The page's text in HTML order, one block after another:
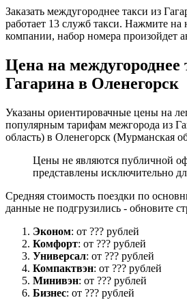
Заказать междугороднее такси из
работает 13 служб такси. Нажмите
компании, набор номера произойдет
Цена на междугороднее
Гагарина в Оленегорск
Указаны ориентировачные цены на
популярным тарифам межгорода из
область) в Оленегорск (Мурманская
Цены не являются публичной
представлены исключительно
Средняя стоимость поездки по
данные не подгрузились - обновите
Эконом: от ??? рублей
Комфорт: от ??? рублей
Универсал: от ??? рублей
Компактвэн: от ??? рублей
Минивэн: от ??? рублей
Бизнес: от ??? рублей